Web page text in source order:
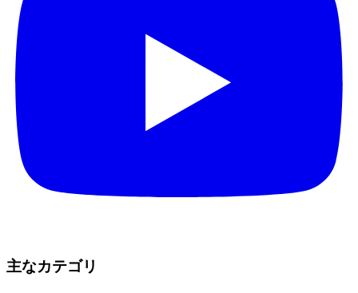
主なカテゴリ